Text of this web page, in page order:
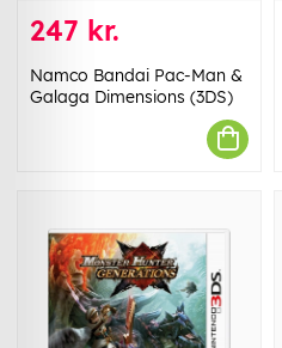
247 kr.
Namco Bandai Pac-Man &
Galaga Dimensions (3DS)